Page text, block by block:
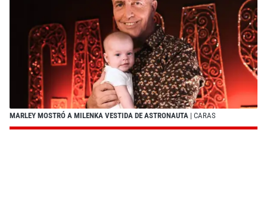
MARLEY MOSTRÓ A MILENKA VESTIDA DE ASTRONAUTA | CARAS